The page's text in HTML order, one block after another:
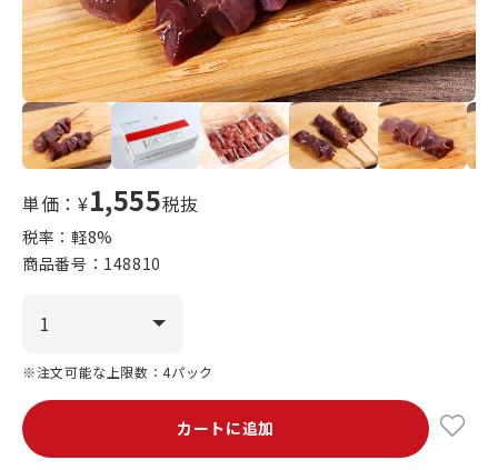
単価：¥1,555税抜
税率：軽8%
商品番号： 148810
※注文可能な上限数：4パック
カートに追加